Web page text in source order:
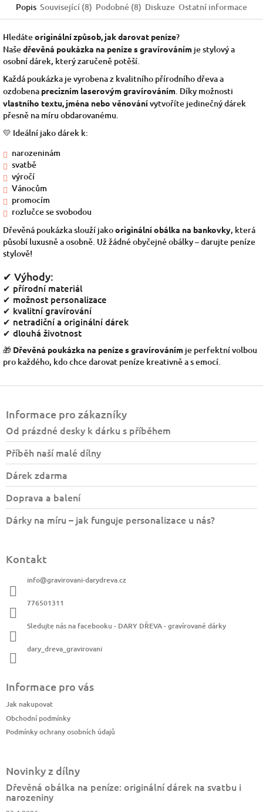
Popis Související (8) Podobné (8) Diskuze Ostatní informace
Hledáteoriginální způsob, jak darovat peníze?
Našedřevěná poukázka na peníze s gravírováním je stylový a
osobní dárek, který zaručeně potěší.
Každá poukázka je vyrobena z kvalitního přírodního dřeva a
ozdobena precizním laserovým gravírováním . Díky možnosti
vlastního textu, jména nebo věnovánívytvoříte jedinečný dárek
přesně na míru obdarovanému.
💛 Ideální jako dárek k:
narozeninám
svatbě
výročí
Vánocům
promocím
rozlučce se svobodou
Dřevěná poukázka slouží jakooriginální obálka na bankovky, která
působí luxusně a osobně. Už žádné obyčejné obálky – darujte peníze
stylově!
✔ Výhody:
✔ přírodní materiál
✔ možnost personalizace
✔ kvalitní gravírování
✔ netradiční a originální dárek
✔ dlouhá životnost
🎁 Dřevěná poukázka na peníze s gravírováním je perfektní volbou
pro každého, kdo chce darovat peníze kreativně a s emocí.
Informace pro zákazníky
Od prázdné desky k dárku s příběhem
Příběh naší malé dílny
Dárek zdarma
Doprava a balení
Dárky na míru – jak funguje personalizace u nás?
Kontakt
info@gravirovani-darydreva.cz
776501311
Sledujte nás na facebooku - DARY DŘEVA - gravírované dárky
dary_dreva_gravirovani
Informace pro vás
Jak nakupovat
Obchodní podmínky
Podmínky ochrany osobních údajů
Novinky z dílny
Dřevěná obálka na peníze: originální dárek na svatbu i
narozeniny